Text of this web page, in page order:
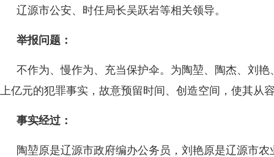
辽源市公安、时任局长吴跃岩等相关领导。
举报问题：
不作为、慢作为、充当保护伞。为陶堃、陶杰、刘
上亿元的犯罪事实，故意预留时间、创造空间，使其从
事实经过：
陶堃原是辽源市政府编办公务员，刘艳原是辽源市